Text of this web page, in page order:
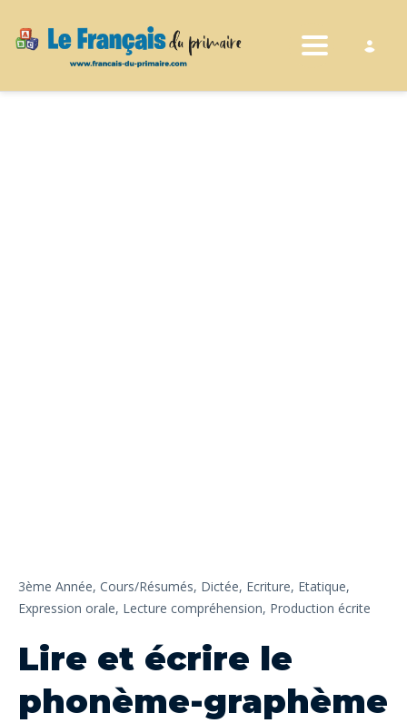
Toggle
3ème Année, Cours/Résumés, Dictée, Ecriture, Etatique,
Expression orale, Lecture compréhension, Production écrite
Lire et écrire le
phonème-graphème